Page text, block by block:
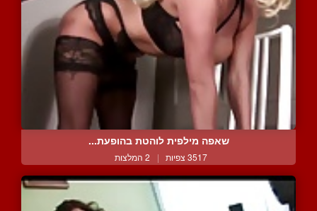
שאפה מילפית לוהטת בהופעת...
3517 צפיות | 2 המלצות